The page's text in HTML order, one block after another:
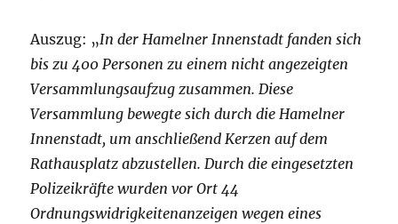
Auszug: „In der Hamelner Innenstadt fanden sich
bis zu 400 Personen zu einem nicht angezeigten
Versammlungsaufzug zusammen. Diese
Versammlung bewegte sich durch die Hamelner
Innenstadt, um anschließend Kerzen auf dem
Rathausplatz abzustellen. Durch die eingesetzten
Polizeikräfte wurden vor Ort 44
Ordnungswidrigkeitenanzeigen wegen eines